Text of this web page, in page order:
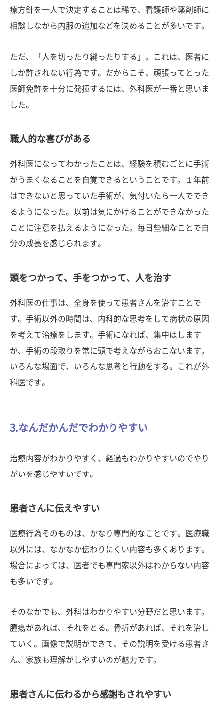
療方針を一人で決定することは稀で、看護師や薬剤師に
相談しながら内服の追加などを決めることが多いです。
ただ、「人を切ったり縫ったりする」。これは、医者に
しか許されない行為です。だからこそ、頑張ってとった
医師免許を十分に発揮するには、外科医が一番と思いま
した。
職人的な喜びがある
外科医になってわかったことは、経験を積むごとに手術
がうまくなることを自覚できるということです。１年前
はできないと思っていた手術が、気付いたら一人ででき
るようになった。以前は気にかけることができなかった
ことに注意を払えるようになった。毎日些細なことで自
分の成長を感じられます。
頭をつかって、手をつかって、人を治す
外科医の仕事は、全身を使って患者さんを治すことで
す。手術以外の時間は、内科的な思考をして病状の原因
を考えて治療をします。手術になれば、集中はします
が、手術の段取りを常に頭で考えながらおこないます。
いろんな場面で、いろんな思考と行動をする。これが外
科医です。
3.なんだかんだでわかりやすい
治療内容がわかりやすく、経過もわかりやすいのでやり
がいを感じやすいです。
患者さんに伝えやすい
医療行為そのものは、かなり専門的なことです。医療職
以外には、なかなか伝わりにくい内容も多くあります。
場合によっては、医者でも専門家以外はわからない内容
も多いです。
そのなかでも、外科はわかりやすい分野だと思います。
腫瘍があれば、それをとる。骨折があれば、それを治し
ていく。画像で説明ができて、その説明を受ける患者さ
ん、家族も理解がしやすいのが魅力です。
患者さんに伝わるから感謝もされやすい